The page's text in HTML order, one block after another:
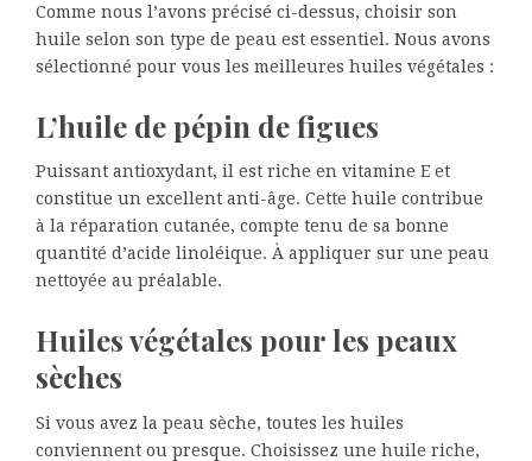
Comme nous l’avons précisé ci-dessus, choisir son
huile selon son type de peau est essentiel. Nous avons
sélectionné pour vous les meilleures huiles végétales :
L’huile de pépin de figues
Puissant antioxydant, il est riche en vitamine E et
constitue un excellent anti-âge. Cette huile contribue
à la réparation cutanée, compte tenu de sa bonne
quantité d’acide linoléique. À appliquer sur une peau
nettoyée au préalable.
Huiles végétales pour les peaux
sèches
Si vous avez la peau sèche, toutes les huiles
conviennent ou presque. Choisissez une huile riche,